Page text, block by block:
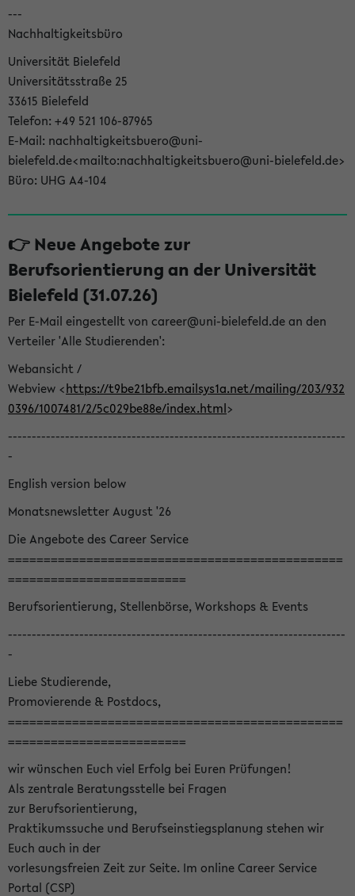
---
Nachhaltigkeitsbüro
Universität Bielefeld
Universitätsstraße 25
33615 Bielefeld
Telefon: +49 521 106-87965
E-Mail: nachhaltigkeitsbuero@uni-
bielefeld.de<mailto:nachhaltigkeitsbuero@uni-bielefeld.de>
Büro: UHG A4-104
👉 Neue Angebote zur
Berufsorientierung an der Universität
Bielefeld (31.07.26)
Per E-Mail eingestellt von career@uni-bielefeld.de an den
Verteiler 'Alle Studierenden':
Webansicht /
Webview <https://t9be21bfb.emailsys1a.net/mailing/203/932
0396/1007481/2/5c029be88e/index.html>
-----------------------------------------------------------------------
-
English version below
Monatsnewsletter August '26
Die Angebote des Career Service
===============================================
=========================
Berufsorientierung, Stellenbörse, Workshops & Events
-----------------------------------------------------------------------
-
Liebe Studierende,
Promovierende & Postdocs,
===============================================
=========================
wir wünschen Euch viel Erfolg bei Euren Prüfungen!
Als zentrale Beratungsstelle bei Fragen
zur Berufsorientierung,
Praktikumssuche und Berufseinstiegsplanung stehen wir
Euch auch in der
vorlesungsfreien Zeit zur Seite. Im online Career Service
Portal (CSP)